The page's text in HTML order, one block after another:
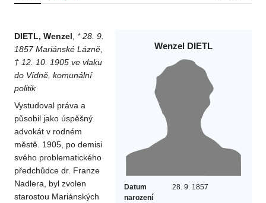
Wenzel DIETL
Datum
narození
28. 9. 1857
DIETL, Wenzel
* 28. 9.
1857 Mariánské Lázně,
† 12. 10. 1905 ve vlaku
do Vídně, komunální
politik
Vystudoval práva a
působil jako úspěšný
advokát v rodném
městě. 1905, po demisi
svého problematického
předchůdce dr. Franze
Nadlera, byl zvolen
starostou Mariánských